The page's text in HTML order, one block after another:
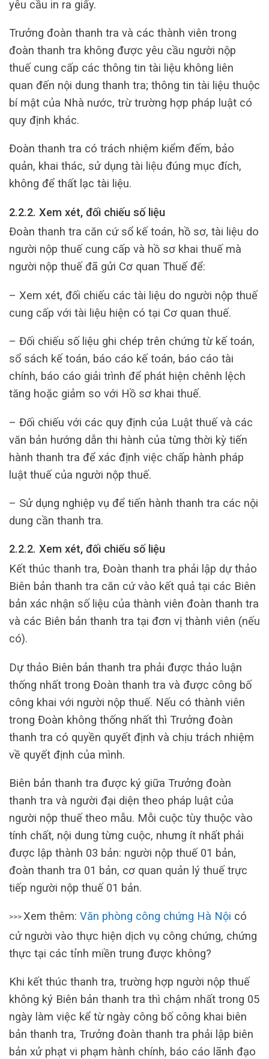
yêu cầu in ra giấy.
Trưởng đoàn thanh tra và các thành viên trong
đoàn thanh tra không được yêu cầu người nộp
thuế cung cấp các thông tin tài liệu không liên
quan đến nội dung thanh tra; thông tin tài liệu thuộc
bí mật của Nhà nước, trừ trường hợp pháp luật có
quy định khác.
Đoàn thanh tra có trách nhiệm kiểm đếm, bảo
quản, khai thác, sử dụng tài liệu đúng mục đích,
không để thất lạc tài liệu.
2.2.2. Xem xét, đối chiếu số liệu
Đoàn thanh tra căn cứ sổ kế toán, hồ sơ, tài liệu do
người nộp thuế cung cấp và hồ sơ khai thuế mà
người nộp thuế đã gửi Cơ quan Thuế để:
– Xem xét, đối chiếu các tài liệu do người nộp thuế
cung cấp với tài liệu hiện có tại Cơ quan thuế.
– Đối chiếu số liệu ghi chép trên chứng từ kế toán,
sổ sách kế toán, báo cáo kế toán, báo cáo tài
chính, báo cáo giải trình để phát hiện chênh lệch
tăng hoặc giảm so với Hồ sơ khai thuế.
– Đối chiếu với các quy định của Luật thuế và các
văn bản hướng dẫn thi hành của từng thời kỳ tiến
hành thanh tra để xác định việc chấp hành pháp
luật thuế của người nộp thuế.
– Sử dụng nghiệp vụ để tiến hành thanh tra các nội
dung cần thanh tra.
2.2.2. Xem xét, đối chiếu số liệu
Kết thúc thanh tra, Đoàn thanh tra phải lập dự thảo
Biên bản thanh tra căn cứ vào kết quả tại các Biên
bản xác nhận số liệu của thành viên đoàn thanh tra
và các Biên bản thanh tra tại đơn vị thành viên (nếu
có).
Dự thảo Biên bản thanh tra phải được thảo luận
thống nhất trong Đoàn thanh tra và được công bố
công khai với người nộp thuế. Nếu có thành viên
trong Đoàn không thống nhất thì Trưởng đoàn
thanh tra có quyền quyết định và chịu trách nhiệm
về quyết định của mình.
Biên bản thanh tra được ký giữa Trưởng đoàn
thanh tra và người đại diện theo pháp luật của
người nộp thuế theo mẫu. Mỗi cuộc tùy thuộc vào
tính chất, nội dung từng cuộc, nhưng ít nhất phải
được lập thành 03 bản: người nộp thuế 01 bản,
đoàn thanh tra 01 bản, cơ quan quản lý thuế trực
tiếp người nộp thuế 01 bản.
>>> Xem thêm: Văn phòng công chứng Hà Nội có
cử người vào thực hiện dịch vụ công chứng, chứng
thực tại các tỉnh miền trung được không?
Khi kết thúc thanh tra, trường hợp người nộp thuế
không ký Biên bản thanh tra thì chậm nhất trong 05
ngày làm việc kể từ ngày công bố công khai biên
bản thanh tra, Trưởng đoàn thanh tra phải lập biên
bản xử phạt vi phạm hành chính, báo cáo lãnh đạo